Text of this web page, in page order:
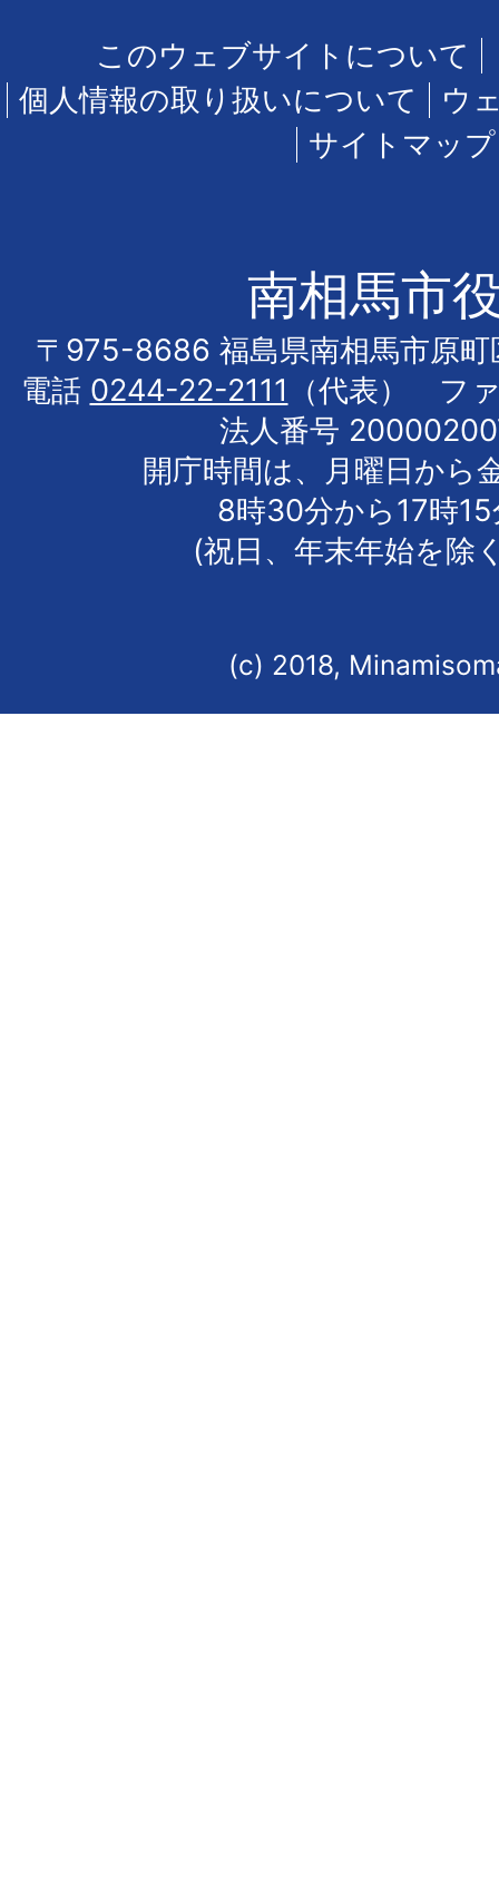
このウェブサイトについて
個人情報の取り扱いについて
ウ
サイトマップ
南相馬市
〒975-8686 福島県南相馬市原町
電話 0244-22-2111
（代表） フ
法人番号
開庁時間は、月曜日から
8時30分から17時
(祝日、年末年始を除
(c) 2018,